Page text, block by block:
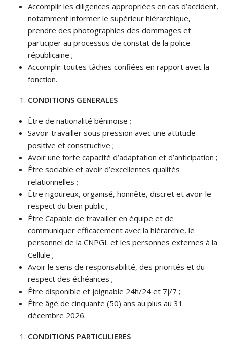
Accomplir les diligences appropriées en cas d’accident,
notamment informer le supérieur hiérarchique,
prendre des photographies des dommages et
participer au processus de constat de la police
républicaine ;
Accomplir toutes tâches confiées en rapport avec la
fonction.
CONDITIONS GENERALES
Être de nationalité béninoise ;
Savoir travailler sous pression avec une attitude
positive et constructive ;
Avoir une forte capacité d’adaptation et d’anticipation ;
Être sociable et avoir d’excellentes qualités
relationnelles ;
Être rigoureux, organisé, honnête, discret et avoir le
respect du bien public ;
Être Capable de travailler en équipe et de
communiquer efficacement avec la hiérarchie, le
personnel de la CNPGL et les personnes externes à la
Cellule ;
Avoir le sens de responsabilité, des priorités et du
respect des échéances ;
Être disponible et joignable 24h/24 et 7j/7 ;
Être âgé de cinquante (50) ans au plus au 31
décembre 2026.
CONDITIONS PARTICULIERES